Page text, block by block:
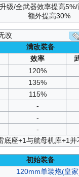
级/全武器效率提高
额外提高30%
改
满改装备
效率
120%
135%
115%
-
-
-
底座+1与航母机库+1并
初始装备
120mm单装炮(皇